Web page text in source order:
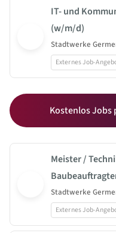
IT- und
(w/m/d)
Stadtwerke
Externes Job-
Kostenlos Jobs
Meister /
Stadtwerke
Externes Job-